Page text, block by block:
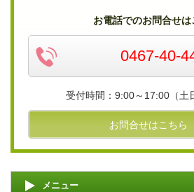
お電話でのお問合せは
0467-40-
受付時間：9:00～17:00（土
お問合せはこちら
メニュー